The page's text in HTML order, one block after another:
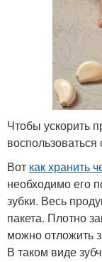
Чтобы ускорить
Вот как хранить
необходимо его
зубки. Весь
пакета. Плотно
можно отложить
В таком виде